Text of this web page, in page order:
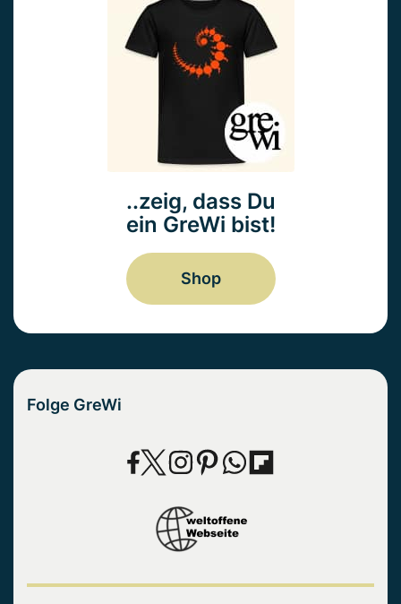
..zeig, dass Du
ein GreWi bist!
Shop
Folge GreWi